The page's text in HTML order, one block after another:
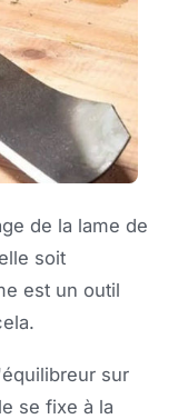
de la lame de
soit
est un outil
sur
se fixe à la